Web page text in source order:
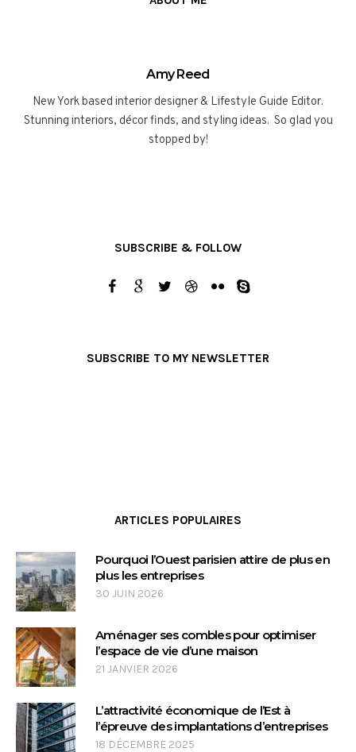
Amy Reed
New York based interior designer & Lifestyle Guide Editor.
Stunning interiors, décor finds, and styling ideas. So glad you
stopped by!
SUBSCRIBE & FOLLOW
SUBSCRIBE TO MY NEWSLETTER
ARTICLES POPULAIRES
Pourquoi l’Ouest parisien attire de plus en
plus les entreprises
30 JUIN 2026
Aménager ses combles pour optimiser
l’espace de vie d’une maison
21 JANVIER 2026
L’attractivité économique de l’Est à
l’épreuve des implantations d’entreprises
18 DÉCEMBRE 2025